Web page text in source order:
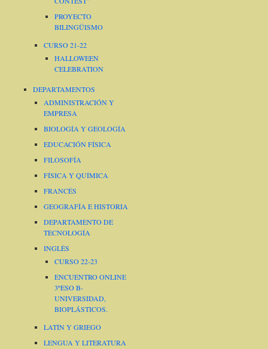
PROYECTO
BILINGÜISMO
CURSO 21-22
HALLOWEEN
CELEBRATION
DEPARTAMENTOS
ADMINISTRACIÓN Y
EMPRESA
BIOLOGÍA Y GEOLOGÍA
EDUCACIÓN FÍSICA
FILOSOFÍA
FÍSICA Y QUÍMICA
FRANCÉS
GEOGRAFÍA E HISTORIA
DEPARTAMENTO DE
TECNOLOGÍA
INGLÉS
CURSO 22-23
ENCUENTRO ONLINE
3ºESO B-
UNIVERSIDAD,
BIOPLÁSTICOS.
LATÍN Y GRIEGO
LENGUA Y LITERATURA